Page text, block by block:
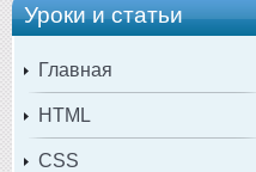
Уроки и статьи
Главная
HTML
CSS